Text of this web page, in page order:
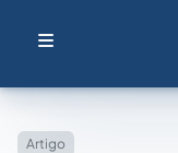
Artigo